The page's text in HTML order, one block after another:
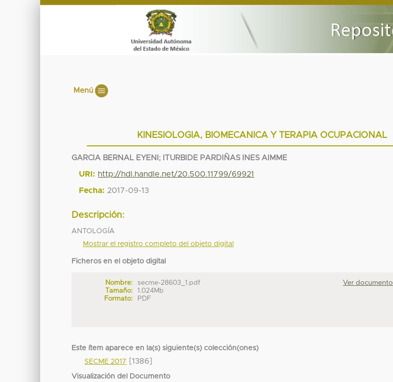
Menú
KINESIOLOGIA, BIOMECANICA Y TERAPIA OCUPACIONAL
GARCIA BERNAL EYENI ; ITURBIDE PARDIÑAS INES AIMME
URI: http://hdl.handle.net/20.500.11799/69921
Fecha: 2017-09-13
Descripción:
ANTOLOGÍA
Mostrar el registro completo del objeto digital
Ficheros en el objeto digital
Nombre:
secme-28603_1.pdf
Tamaño:
1.024Mb
Formato:
PDF
Ver documento
Este ítem aparece en la(s) siguiente(s) colección(ones)
SECME 2017
[1386]
Visualización del Documento